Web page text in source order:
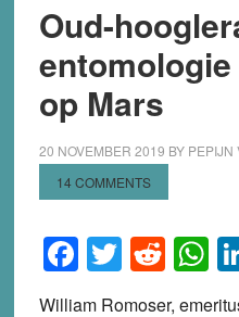
Oud-
op Mars
20 NOVEMBER 2019 BY PEPIJN
14 COMMENTS
Facebook
Twitter
William Romoser,